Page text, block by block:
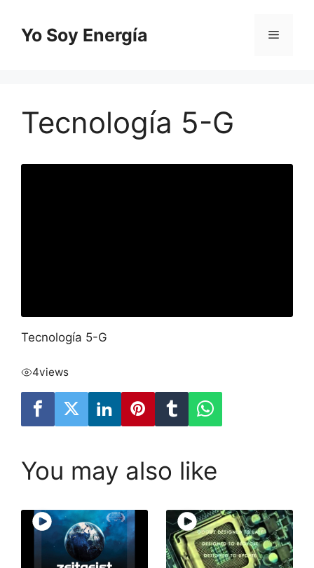
contenido
Yo Soy Energía Menú
Tecnología 5-G
Tecnología 5-G
4views
You may also like